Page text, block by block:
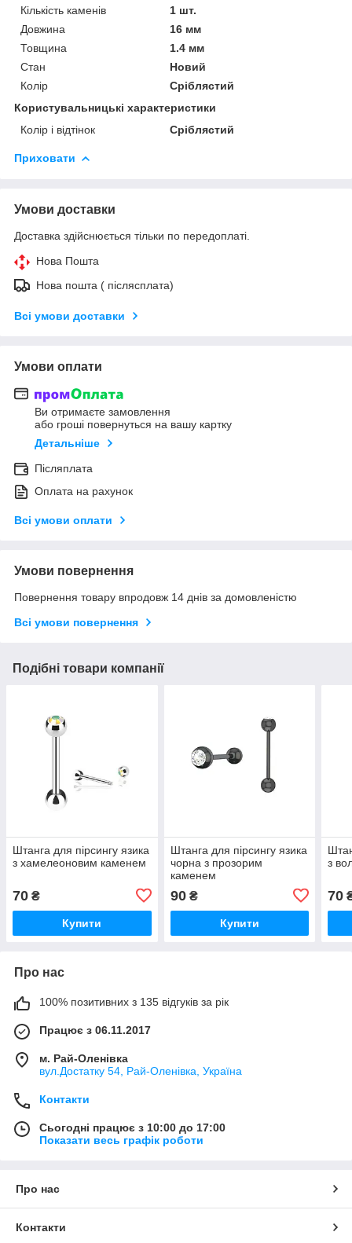
Кількість каменів
1 шт.
Довжина
16 мм
Товщина
1.4 мм
Стан
Новий
Колір
Сріблястий
Користувальницькі характеристики
Колір і відтінок
Сріблястий
Приховати
Умови доставки
Доставка здійснюється тільки по передоплаті.
Нова Пошта
Нова пошта ( післясплата)
Всі умови доставки
Умови оплати
Ви отримаєте замовлення
або гроші повернуться на вашу картку
Детальніше
Післяплата
Оплата на рахунок
Всі умови оплати
Умови повернення
Повернення товару впродовж 14 днів за домовленістю
Всі умови повернення
Подібні товари компанії
Штанга для пірсингу язика
з хамелеоновим каменем
70 ₴
Купити
Штанга для пірсингу язика
чорна з прозорим
каменем
90₴
Купити
з
70
Про нас
100% позитивних з 135 відгуків за рік
Працює з 06.11.2017
м. Рай-Оленівка
вул.Достатку 54, Рай-Оленівка, Україна
Контакти
Сьогодні працює з 10:00 до 17:00
Показати весь графік роботи
Про нас
Контакти